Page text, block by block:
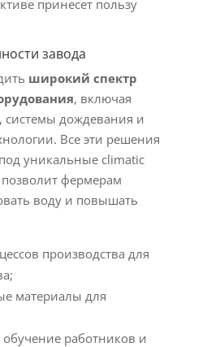
принесет пользу
завода
широкий спектр
, включая
системы дождевания и
Все эти решения
уникальные climatic
фермерам
воду и повышать
производства для
материалы для
работников и